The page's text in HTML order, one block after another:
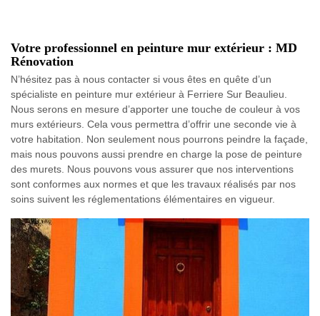
Votre professionnel en peinture mur extérieur : MD
Rénovation
N’hésitez pas à nous contacter si vous êtes en quête d’un
spécialiste en peinture mur extérieur à Ferriere Sur Beaulieu.
Nous serons en mesure d’apporter une touche de couleur à vos
murs extérieurs. Cela vous permettra d’offrir une seconde vie à
votre habitation. Non seulement nous pourrons peindre la façade,
mais nous pouvons aussi prendre en charge la pose de peinture
des murets. Nous pouvons vous assurer que nos interventions
sont conformes aux normes et que les travaux réalisés par nos
soins suivent les réglementations élémentaires en vigueur.